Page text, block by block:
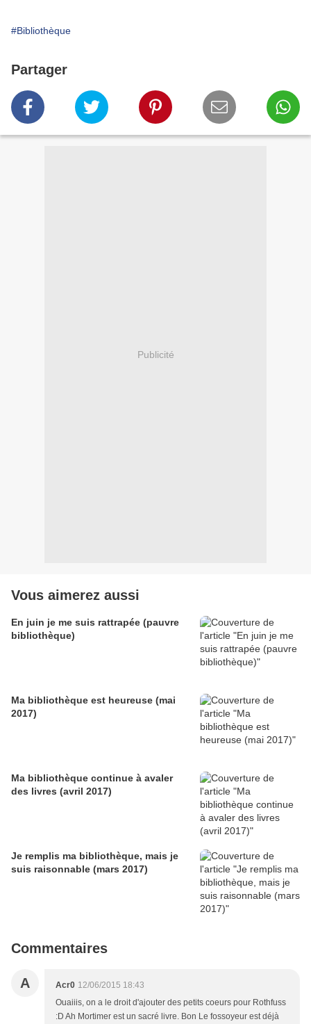
#Bibliothèque
Partager
Publicité
Vous aimerez aussi
En juin je me suis rattrapée (pauvre
bibliothèque)
Ma bibliothèque est heureuse (mai
2017)
Ma bibliothèque continue à avaler
des livres (avril 2017)
Je remplis ma bibliothèque, mais je
suis raisonnable (mars 2017)
Commentaires
A Acr0 12/06/2015 18:43
Ouaiiis, on a le droit d'ajouter des petits coeurs pour Rothfuss
:D Ah Mortimer est un sacré livre. Bon Le fossoyeur est déjà